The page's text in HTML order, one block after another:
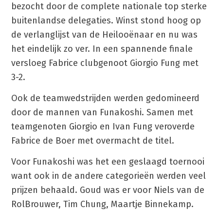
bezocht door de complete nationale top sterke
buitenlandse delegaties. Winst stond hoog op
de verlanglijst van de Heilooënaar en nu was
het eindelijk zo ver. In een spannende finale
versloeg Fabrice clubgenoot Giorgio Fung met
3-2.
Ook de teamwedstrijden werden gedomineerd
door de mannen van Funakoshi. Samen met
teamgenoten Giorgio en Ivan Fung veroverde
Fabrice de Boer met overmacht de titel.
Voor Funakoshi was het een geslaagd toernooi
want ook in de andere categorieën werden veel
prijzen behaald. Goud was er voor Niels van de
RolBrouwer, Tim Chung, Maartje Binnekamp.